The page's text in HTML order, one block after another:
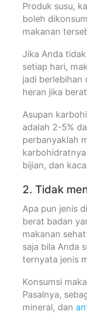
Produk susu,
boleh
makanan
Jika Anda
setiap hari,
jadi berlebihan
heran jika
Asupan
adalah 2-5%
perbanyaklah
bijian, dan
2. Tidak
Apa pun jenis
berat badan
makanan
saja bila Anda
ternyata jenis
Konsumsi
Pasalnya,
mineral, dan